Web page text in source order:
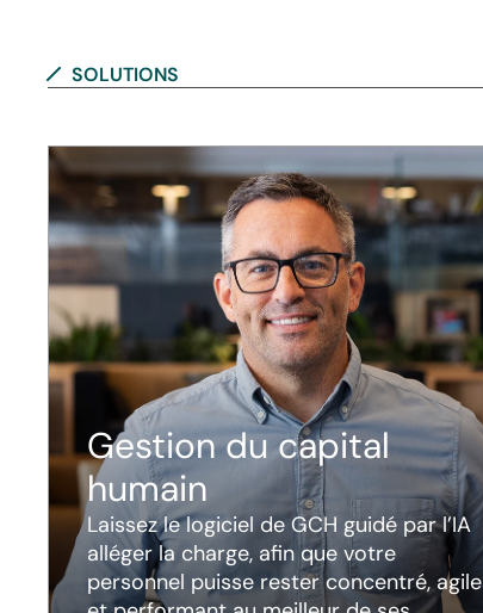
SOLUTIONS
Gestion du capital
humain
Laissez le logiciel de GCH guidé par l’IA
alléger la charge, afin que votre
personnel puisse rester concentré, agile